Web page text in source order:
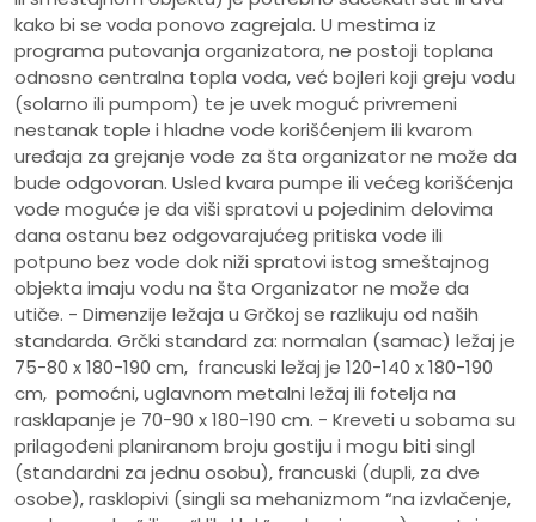
kako bi se voda ponovo zagrejala. U mestima iz
programa putovanja organizatora, ne postoji toplana
odnosno centralna topla voda, već bojleri koji greju vodu
(solarno ili pumpom) te je uvek moguć privremeni
nestanak tople i hladne vode korišćenjem ili kvarom
uređaja za grejanje vode za šta organizator ne može da
bude odgovoran. Usled kvara pumpe ili većeg korišćenja
vode moguće je da viši spratovi u pojedinim delovima
dana ostanu bez odgovarajućeg pritiska vode ili
potpuno bez vode dok niži spratovi istog smeštajnog
objekta imaju vodu na šta Organizator ne može da
utiče. - Dimenzije ležaja u Grčkoj se razlikuju od naših
standarda. Grčki standard za: normalan (samac) ležaj je
75-80 x 180-190 cm, francuski ležaj je 120-140 x 180-190
cm, pomoćni, uglavnom metalni ležaj ili fotelja na
rasklapanje je 70-90 x 180-190 cm. - Kreveti u sobama su
prilagođeni planiranom broju gostiju i mogu biti singl
(standardni za jednu osobu), francuski (dupli, za dve
osobe), rasklopivi (singli sa mehanizmom “na izvlačenje,